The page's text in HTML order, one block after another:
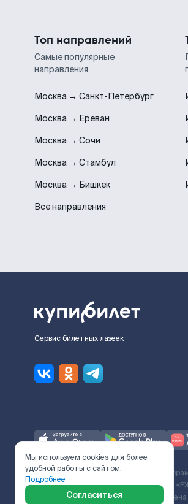
Топ направлений
Самые популярные
направления
Москва → Санкт-Петербург
Москва → Ереван
Москва → Сочи
Москва → Стамбул
Москва → Бишкек
Все направления
Сервис билетных лазеек
Ж/Д билеты предоставляются
с Поставщиком услуг и Договора ООО
включает сервисный сбор. Итоговая
Мы используем cookies для более
удобной работы с сайтом.
Подробнее
Согласиться